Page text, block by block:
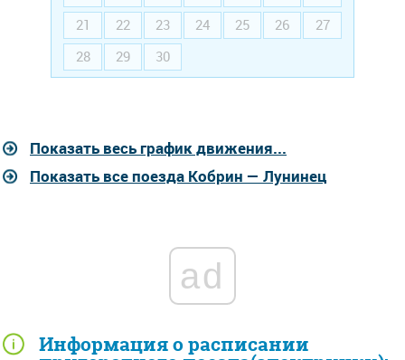
Информация о расписании
21
22 23 24 25 26
27
28
29 30
Показать весь график движения...
Показать все поезда Кобрин — Лунинец
ad